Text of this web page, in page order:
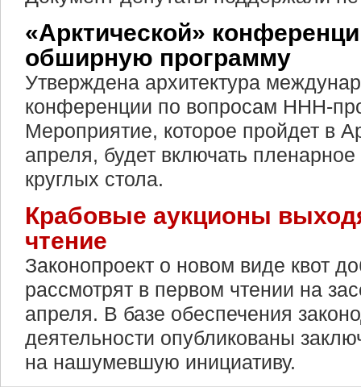
«Арктической»
обширную программу
Утверждена архитектура
конференции по вопросам ННН-
Мероприятие, которое пройдет в
апреля, будет включать
круглых стола.
Крабовые аукционы
чтение
Законопроект о новом виде квот
рассмотрят в первом чтении на
апреля. В базе обеспечения
деятельности опубликованы
на нашумевшую инициативу.